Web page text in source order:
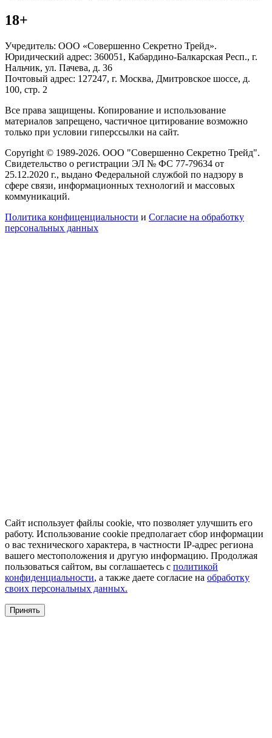
18+
Учредитель: ООО «Совершенно Секретно Трейд».
Юридический адрес: 360051, Кабардино-Балкарская Респ., г.
Нальчик, ул. Пачева, д. 36
Почтовый адрес: 127247, г. Москва, Дмитровское шоссе, д.
100, стр. 2
Все права защищены. Копирование и использование
материалов запрещено, частичное цитирование возможно
только при условии гиперссылки на сайт.
Copyright © 1989-2026. ООО "Совершенно Секретно Трейд".
Свидетельство о регистрации ЭЛ № ФС 77-79634 от
25.12.2020 г., выдано Федеральной службой по надзору в
сфере связи, информационных технологий и массовых
коммуникаций.
Политика конфиценциальности и Согласие на обработку
персональных данных
Сайт использует файлы cookie, что позволяет улучшить его
работу. Использование cookie предполагает сбор информации
о вас технического характера, в частности IP-адрес региона
вашего местоположения и другую информацию. Продолжая
пользоваться сайтом, вы соглашаетесь с политикой
конфиденциальности, а также даете согласие на обработку
своих персональных данных.
Принять